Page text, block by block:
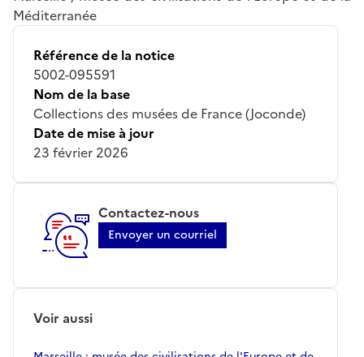
Méditerranée
Référence de la notice
5002-095591
Nom de la base
Collections des musées de France (Joconde)
Date de mise à jour
23 février 2026
Contactez-nous
Envoyer un courriel
Voir aussi